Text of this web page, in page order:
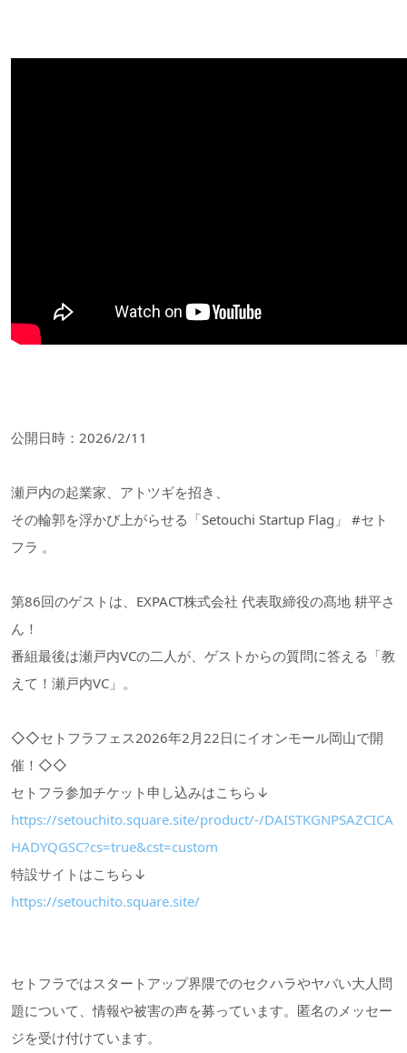
公開日時：2026/2/11
瀬戸内の起業家、アトツギを招き、
その輪郭を浮かび上がらせる「Setouchi Startup Flag」 #セト
フラ 。
第86回のゲストは、EXPACT株式会社 代表取締役の髙地 耕平さ
ん！
番組最後は瀬戸内VCの二人が、ゲストからの質問に答える「教
えて！瀬戸内VC」。
◇◇セトフラフェス2026年2月22日にイオンモール岡山で開
催！◇◇
セトフラ参加チケット申し込みはこちら↓
https://setouchito.square.site/product/-/DAISTKGNPSAZCICA
HADYQGSC?cs=true&cst=custom
特設サイトはこちら↓
https://setouchito.square.site/
セトフラではスタートアップ界隈でのセクハラやヤバい大人問
題について、情報や被害の声を募っています。匿名のメッセー
ジを受け付けています。